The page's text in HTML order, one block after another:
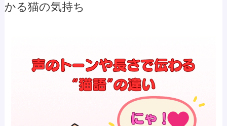
かる猫の気持ち